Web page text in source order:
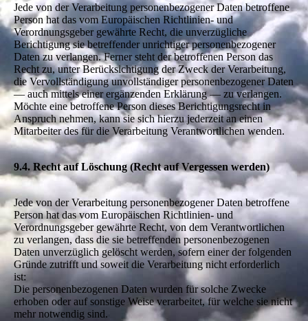
Jede von der Verarbeitung personenbezogener Daten betroffene
Person hat das vom Europäischen Richtlinien- und
Verordnungsgeber gewährte Recht, die unverzügliche
Berichtigung sie betreffender unrichtiger personenbezogener
Daten zu verlangen. Ferner steht der betroffenen Person das
Recht zu, unter Berücksichtigung der Zweck der Verarbeitung,
die Vervollständigung unvollständiger personenbezogener Daten
— auch mittels einer ergänzenden Erklärung — zu verlangen.
Möchte eine betroffene Person dieses Berichtigungsrecht in
Anspruch nehmen, kann sie sich hierzu jederzeit an einen
Mitarbeiter des für die Verarbeitung Verantwortlichen wenden.
9.4. Recht auf Löschung (Recht auf Vergessen werden)
Jede von der Verarbeitung personenbezogener Daten betroffene
Person hat das vom Europäischen Richtlinien- und
Verordnungsgeber gewährte Recht, von dem Verantwortlichen
zu verlangen, dass die sie betreffenden personenbezogenen
Daten unverzüglich gelöscht werden, sofern einer der folgenden
Gründe zutrifft und soweit die Verarbeitung nicht erforderlich
ist:
Die personenbezogenen Daten wurden für solche Zwecke
erhoben oder auf sonstige Weise verarbeitet, für welche sie nicht
mehr notwendig sind.